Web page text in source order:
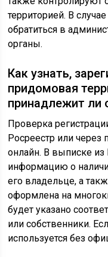
территорией. В
обратиться в
органы.
Как узнать,
придомовая
принадлежит ли
Проверка
Росреестр или через
онлайн. В выписке
информацию о
его владельце, а
оформлена на
будет указано
или собственники.
используется без